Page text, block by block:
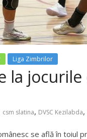
Liga Zimbrilor
la
csm slatina, DVSC Kezilabda,
se află în toiul